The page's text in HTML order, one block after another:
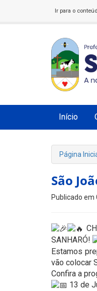
Ir para o
Início
Página
São
Publicado em
SANHARÓ!
Estamos
vão colocar
Confira a
13 de